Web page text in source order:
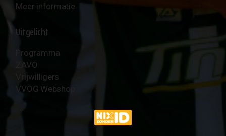
Meer informatie
Uitgelicht
Programma
ZAVO
Vrijwilligers
VVOG Webshop